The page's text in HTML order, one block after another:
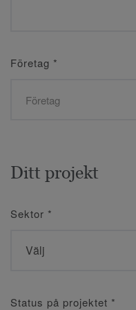
Företag *
Ditt projekt
Sektor *
Status på projektet *